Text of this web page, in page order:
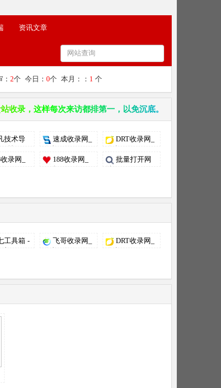
资讯文章
2个 今日： 0个 本月：： 1 个
收录，这样每次来访都排第一，以免沉底。
技术导
速成收录网_
DRT收录网_
录网_
188收录网_
批量打开网
工具箱 -
飞哥收录网_
DRT收录网_